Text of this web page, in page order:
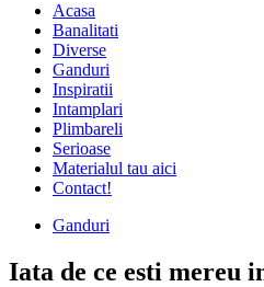
Acasa
Banalitati
Diverse
Ganduri
Inspiratii
Intamplari
Plimbareli
Serioase
Materialul tau aici
Contact!
Ganduri
Iata de ce esti mereu